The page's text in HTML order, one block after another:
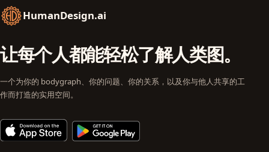
HumanDesign.ai
让每个人都能轻松了解人类图。
一个为你的 bodygraph、你的问题、你的关系，以及你与他人共享的工
作而打造的实用空间。